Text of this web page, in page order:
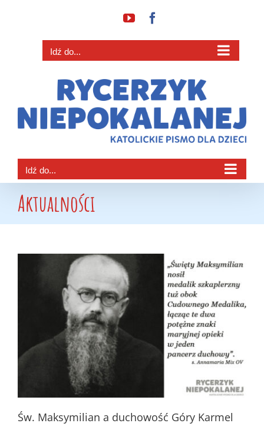
YouTube
Idź do...
Idź do...
Aktualności
Św. Maksymilian a duchowość Góry Karmel